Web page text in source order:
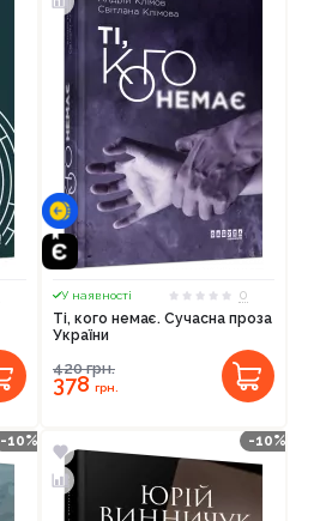
У наявності
0
Ті, кого немає. Сучасна проза
України
420грн.
378грн.
-10% -10%